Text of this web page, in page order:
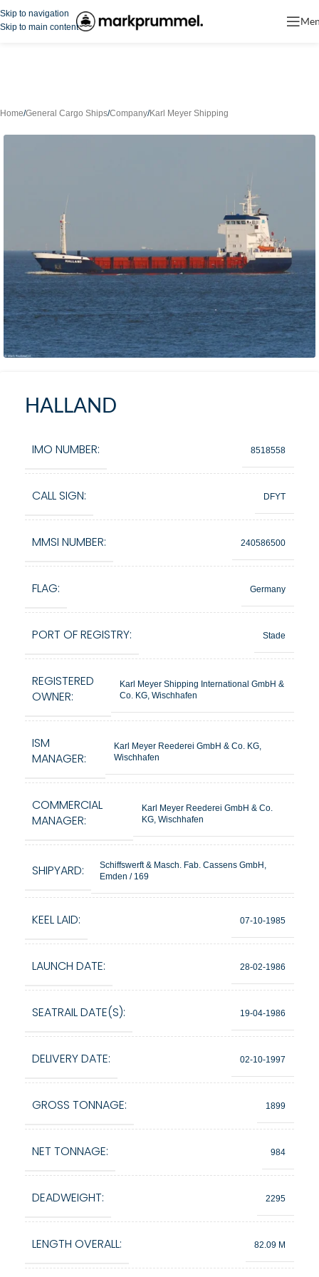
Skip to navigation
Skip to main content
Home/General Cargo Ships/Company/Karl Meyer Shipping
HALLAND
IMO NUMBER: 8518558
CALL SIGN: DFYT
MMSI NUMBER: 240586500
FLAG: Germany
PORT OF REGISTRY: Stade
REGISTERED
OWNER:
Karl Meyer Shipping International GmbH &
Co. KG, Wischhafen
ISM
MANAGER:
Karl Meyer Reederei GmbH & Co. KG,
Wischhafen
COMMERCIAL
MANAGER:
Karl Meyer Reederei GmbH & Co.
KG, Wischhafen
SHIPYARD:
Schiffswerft & Masch. Fab. Cassens GmbH,
Emden / 169
KEEL LAID: 07-10-1985
LAUNCH DATE: 28-02-1986
SEATRAIL DATE(S): 19-04-1986
DELIVERY DATE: 02-10-1997
GROSS TONNAGE: 1899
NET TONNAGE: 984
DEADWEIGHT: 2295
LENGTH OVERALL: 82.09 M